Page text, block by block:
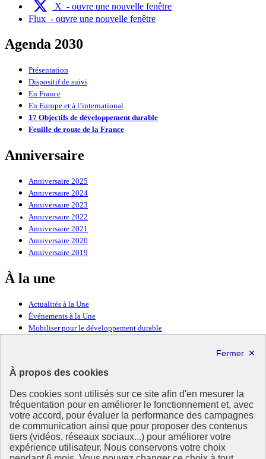
À propos des cookies
Des cookies sont utilisés sur ce site afin d'en mesurer la
fréquentation pour en améliorer le fonctionnement et, avec
votre accord, pour évaluer la performance des campagnes
de communication ainsi que pour proposer des contenus
tiers (vidéos, réseaux sociaux...) pour améliorer votre
expérience utilisateur. Nous conservons votre choix
X - ouvre une nouvelle fenêtre
Flux - ouvre une nouvelle fenêtre
Agenda 2030
Présentation
Dispositif de suivi
En France
En Europe et à l’international
17 Objectifs de développement durable
Feuille de route de la France
Anniversaire
Anniversaire 2025
Anniversaire 2024
Anniversaire 2023
Anniversaire 2022
Anniversaire 2021
Anniversaire 2020
Anniversaire 2019
À la une
Actualités à la Une
Événements à la Une
Mobiliser pour le développement durable
Ressources
Ressources
La Méth’ODD
Gouvernement
Ce site propose l’information de référence concernant l’Agenda